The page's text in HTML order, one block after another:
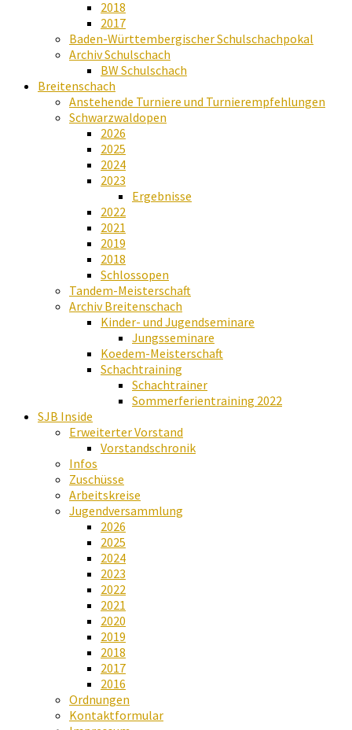
2018
2017
Baden-Württembergischer Schulschachpokal
Archiv Schulschach
BW Schulschach
Breitenschach
Anstehende Turniere und Turnierempfehlungen
Schwarzwaldopen
2026
2025
2024
2023
Ergebnisse
2022
2021
2019
2018
Schlossopen
Tandem-Meisterschaft
Archiv Breitenschach
Kinder- und Jugendseminare
Jungsseminare
Koedem-Meisterschaft
Schachtraining
Schachtrainer
Sommerferientraining 2022
SJB Inside
Erweiterter Vorstand
Vorstandschronik
Infos
Zuschüsse
Arbeitskreise
Jugendversammlung
2026
2025
2024
2023
2022
2021
2020
2019
2018
2017
2016
Ordnungen
Kontaktformular